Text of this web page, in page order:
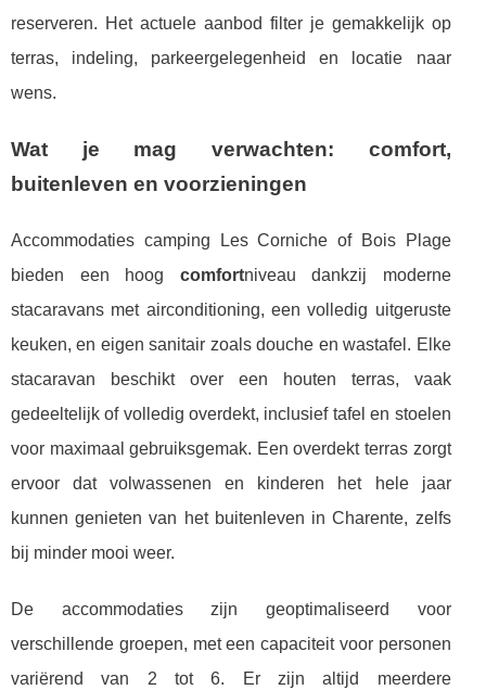
reserveren. Het actuele aanbod filter je gemakkelijk op
terras, indeling, parkeergelegenheid en locatie naar
wens.
Wat je mag verwachten: comfort,
buitenleven en voorzieningen
Accommodaties camping Les Corniche of Bois Plage
bieden een hoog comfortniveau dankzij moderne
stacaravans met airconditioning, een volledig uitgeruste
keuken, en eigen sanitair zoals douche en wastafel. Elke
stacaravan beschikt over een houten terras, vaak
gedeeltelijk of volledig overdekt, inclusief tafel en stoelen
voor maximaal gebruiksgemak. Een overdekt terras zorgt
ervoor dat volwassenen en kinderen het hele jaar
kunnen genieten van het buitenleven in Charente, zelfs
bij minder mooi weer.
De accommodaties zijn geoptimaliseerd voor
verschillende groepen, met een capaciteit voor personen
variërend van 2 tot 6. Er zijn altijd meerdere